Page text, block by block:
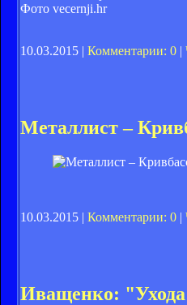
Фото vecernji.hr
10.03.2015 | Комментарии: 0 |
Металлист –
10.03.2015 | Комментарии: 0 |
Иващенко: